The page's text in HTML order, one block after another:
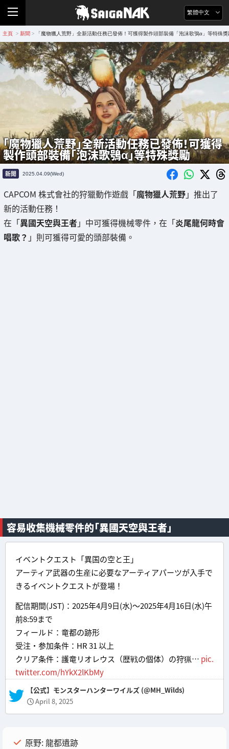
繁體中文
主頁 > 新聞 > 「魔物獵人荒野」全新活動任務已發佈！可獲得製作頭部裝備「泡沫歌鴞α」等特殊獎
「魔物獵人荒野」全新活動任務已發佈！可獲得
製作頭部裝備「泡沫歌鴞α」等特殊獎勵
新聞 2025.04.09(Wed)
CAPCOM 株式會社的狩獵動作遊戲「魔物獵人荒野」推出了
新的活動任務！
在「異國天空與王者」中可獲得機械零件，在「炎尾龍何時會
唱歌？ 」則可獲得可愛的頭部裝備。
容易收集機械零件的「異國天空與王者」
イベントクエスト「異国の空と王」
アーティア武器の生産に必要なアーティアパーツが入手で
きるイベントクエストが登場！
配信期間(JST)：2025年4月9日(水)～2025年4月16日(水)午
前8:59まで
フィールド：竜都の跡形
受注・参加条件：HR 31 以上
クリア条件：護竜リオレウス（歴戦の個体）の狩猟… pic.
twitter.com/hYkX2lKbMy
— 【公式】モンスターハンターワイルズ (@MH_Wilds)
April 8, 2025
原野: 龍都遺跡